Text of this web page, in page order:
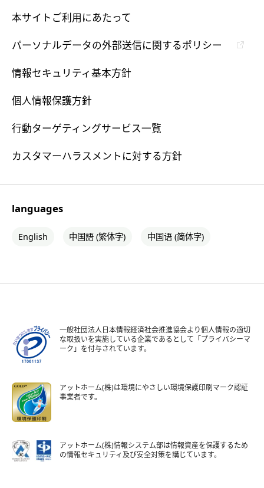
本サイトご利用にあたって
パーソナルデータの外部送信に関するポリシー
情報セキュリティ基本方針
個人情報保護方針
行動ターゲティングサービス一覧
カスタマーハラスメントに対する方針
languages
English 中国語 (繁体字) 中国语 (简体字)
一般社団法人日本情報経済社会推進協会より個人情報の適切
な取扱いを実施している企業であるとして「プライバシーマ
ーク」を付与されています。
アットホーム(株)は環境にやさしい環境保護印刷マーク認証
事業者です。
アットホーム(株)情報システム部は情報資産を保護するため
の情報セキュリティ及び安全対策を講じています。